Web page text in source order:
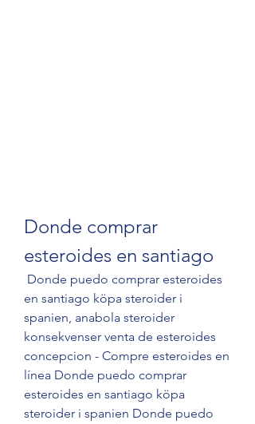
Donde comprar
esteroides en santiago
en santiago köpa steroider i
spanien, anabola steroider
konsekvenser venta de esteroides
concepcion - Compre esteroides en
línea Donde puedo comprar
esteroides en santiago köpa
steroider i spanien Donde puedo